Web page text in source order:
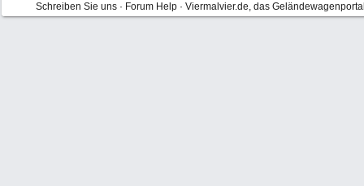
Schreiben Sie uns · Forum Help · Viermalvier.de, das